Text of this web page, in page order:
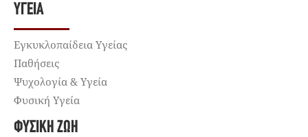
ΥΓΕΊΑ
Εγκυκλοπαίδεια Υγείας
Παθήσεις
Ψυχολογία & Υγεία
Φυσική Υγεία
ΦΥΣΙΚΉ ΖΩΉ